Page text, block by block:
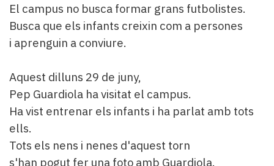
El campus no busca formar grans futbolistes.
Busca que els infants creixin com a persones
i aprenguin a conviure.
Aquest dilluns 29 de juny,
Pep Guardiola ha visitat el campus.
Ha vist entrenar els infants i ha parlat amb tots
ells.
Tots els nens i nenes d'aquest torn
s'han pogut fer una foto amb Guardiola.